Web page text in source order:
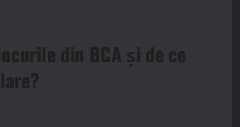
din BCA și de ce